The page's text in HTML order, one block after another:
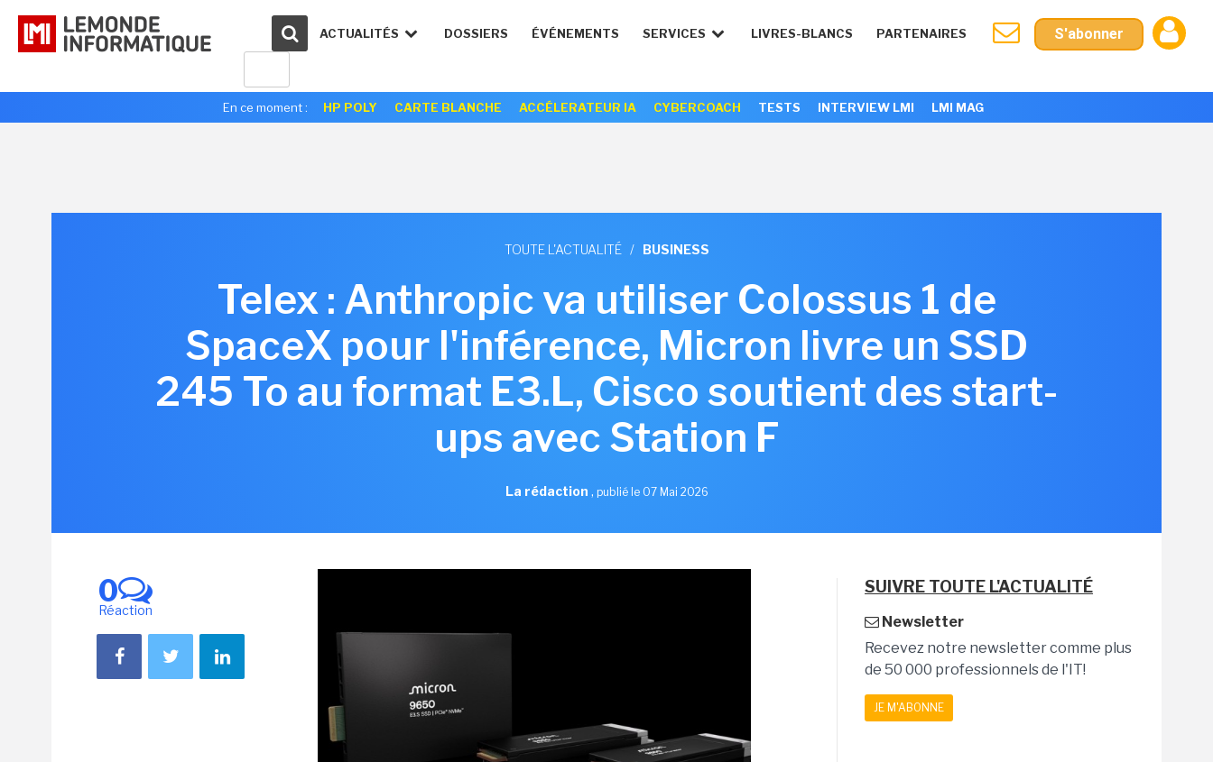
ACTUALITÉS DOSSIERS ÉVÉNEMENTS SERVICES LIVRES-BLANCS PARTENAIRES S'abonner
En ce moment : HP POLY CARTE BLANCHE ACCÉLERATEUR IA CYBERCOACH TESTS INTERVIEW LMI LMI MAG
TOUTE L'ACTUALITÉ / BUSINESS
Telex : Anthropic va utiliser Colossus 1 de
SpaceX pour l'inférence, Micron livre un SSD
245 To au format E3.L, Cisco soutient des start-
ups avec Station F
La rédaction , publié le 07 Mai 2026
0
Réaction
SUIVRE TOUTE L'ACTUALITÉ
Newsletter
Recevez notre newsletter comme plus
de 50 000 professionnels de l'IT!
JE M'ABONNE